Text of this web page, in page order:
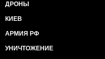
ДРОНЫ
КИЕВ
АРМИЯ РФ
УНИЧТОЖЕНИЕ